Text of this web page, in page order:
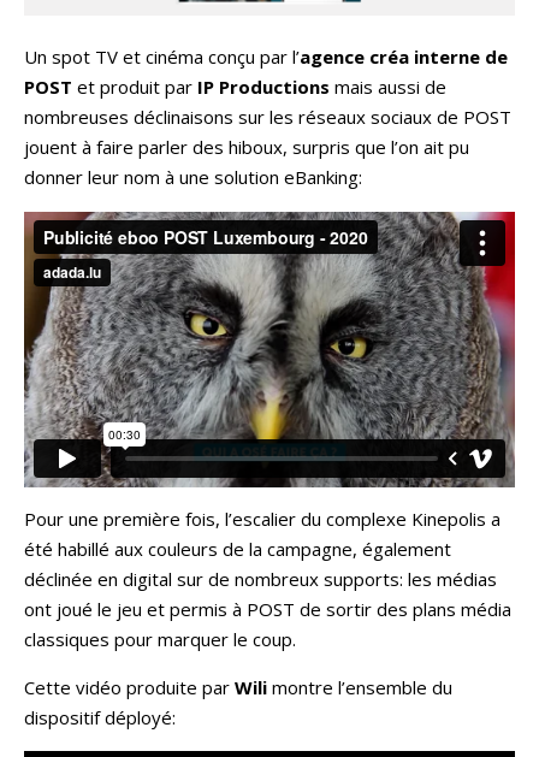
Un spot TV et cinéma conçu par l’agence créa interne de
POST et produit par IP Productions mais aussi de
nombreuses déclinaisons sur les réseaux sociaux de POST
jouent à faire parler des hiboux, surpris que l’on ait pu
donner leur nom à une solution eBanking:
Pour une première fois, l’escalier du complexe Kinepolis a
été habillé aux couleurs de la campagne, également
déclinée en digital sur de nombreux supports: les médias
ont joué le jeu et permis à POST de sortir des plans média
classiques pour marquer le coup.
Cette vidéo produite par Wili montre l’ensemble du
dispositif déployé: